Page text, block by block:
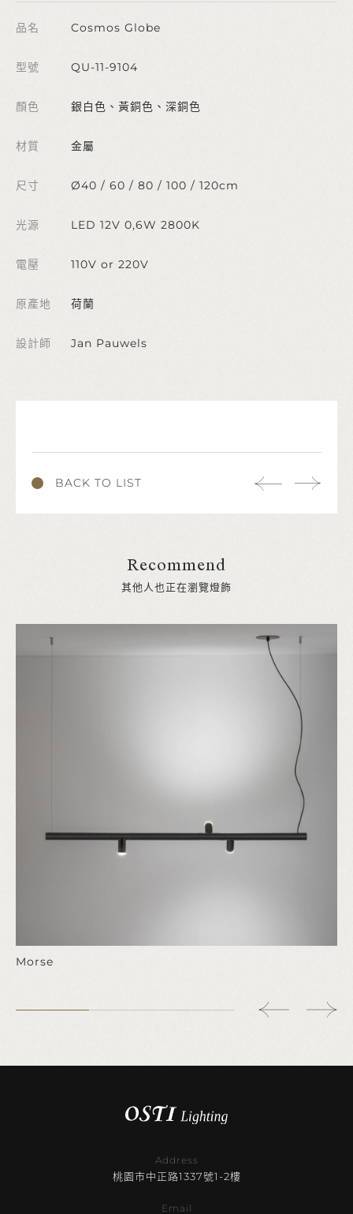
品名 Cosmos Globe
型號 QU-11-9104
顏色 銀白色、黃銅色、深銅色
材質 金屬
尺寸 Ø40 / 60 / 80 / 100 / 120cm
光源 LED 12V 0,6W 2800K
電壓 110V or 220V
原產地 荷蘭
設計師 Jan Pauwels
BACK TO LIST
Recommend
其他人也正在瀏覽燈飾
Morse
Address
桃園市中正路1337號1-2樓
Email